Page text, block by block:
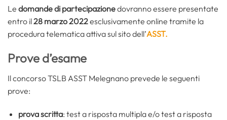
Le domande di partecipazionedovranno essere presentate
entro il28 marzo 2022esclusivamente online tramite la
procedura telematica attiva sul sito dell’ASST.
Prove d’esame
Il concorso TSLB ASST Melegnano prevede le seguenti
prove:
prova scritta: test a risposta multipla e/o test a risposta